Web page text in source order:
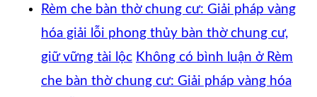
Rèm che bàn thờ chung cư: Giải pháp vàng
hóa giải lỗi phong thủy bàn thờ chung cư,
giữ vững tài lộc Không có bình luận ở Rèm
che bàn thờ chung cư: Giải pháp vàng hóa